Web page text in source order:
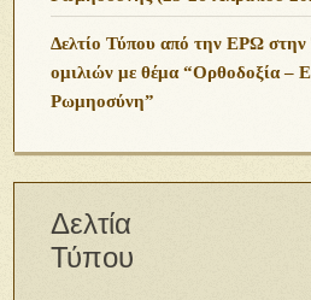
Δελτίο Τύπου από την ΕΡΩ στην
ομιλιών με θέμα “Ορθοδοξία –
Ρωμηοσύνη”
Δελτία
Τύπου